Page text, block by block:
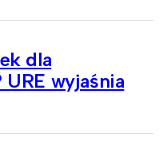
dla
wyjaśnia